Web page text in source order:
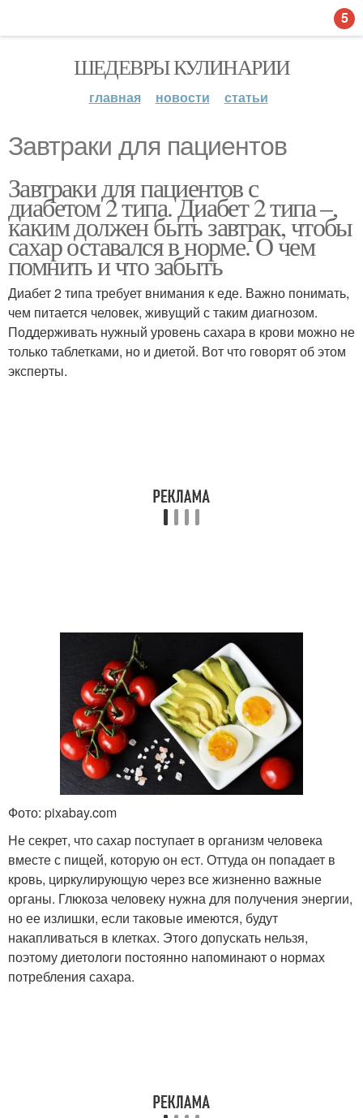
ШЕДЕВРЫ КУЛИНАРИИ
главная новости статьи
Завтраки для пациентов
Завтраки для пациентов с
диабетом 2 типа. Диабет 2 типа –,
каким должен быть завтрак, чтобы
сахар оставался в норме. О чем
помнить и что забыть
Диабет 2 типа требует внимания к еде. Важно понимать,
чем питается человек, живущий с таким диагнозом.
Поддерживать нужный уровень сахара в крови можно не
только таблетками, но и диетой. Вот что говорят об этом
эксперты.
Фото: pixabay.com
Не секрет, что сахар поступает в организм человека
вместе с пищей, которую он ест. Оттуда он попадает в
кровь, циркулирующую через все жизненно важные
органы. Глюкоза человеку нужна для получения энергии,
но ее излишки, если таковые имеются, будут
накапливаться в клетках. Этого допускать нельзя,
поэтому диетологи постоянно напоминают о нормах
потребления сахара.
5